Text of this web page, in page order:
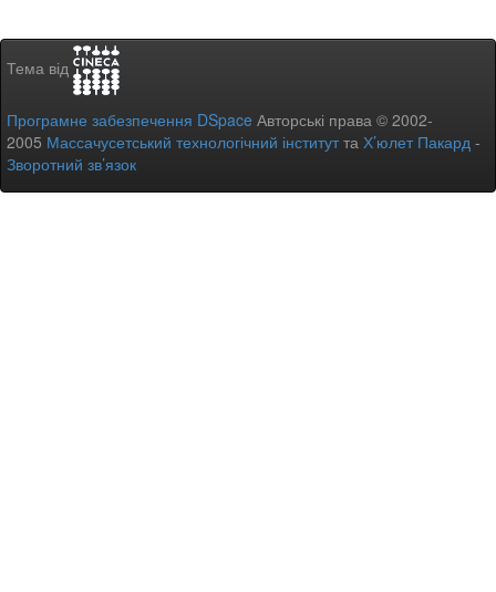
Тема від
Програмне забезпечення DSpace Авторські права © 2002-
2005 Массачусетський технологічний інститутта Х’юлет Пакард -
Зворотний зв’язок